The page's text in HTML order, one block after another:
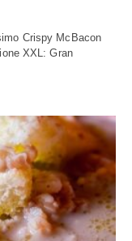
Crispy McBacon
XXL: Gran